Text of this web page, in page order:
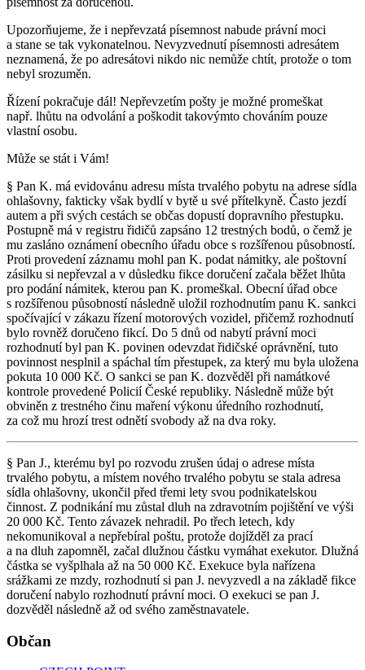
Upozorňujeme, že i nepřevzatá písemnost nabude právní moci
a stane se tak vykonatelnou. Nevyzvednutí písemnosti adresátem
neznamená, že po adresátovi nikdo nic nemůže chtít, protože o tom
nebyl srozuměn.
Řízení pokračuje dál! Nepřevzetím pošty je možné promeškat
např. lhůtu na odvolání a poškodit takovýmto chováním pouze
vlastní osobu.
Může se stát i Vám!
§ Pan K. má evidovánu adresu místa trvalého pobytu na adrese sídla
ohlašovny, fakticky však bydlí v bytě u své přítelkyně. Často jezdí
autem a při svých cestách se občas dopustí dopravního přestupku.
Postupně má v registru řidičů zapsáno 12 trestných bodů, o čemž je
mu zasláno oznámení obecního úřadu obce s rozšířenou působností.
Proti provedení záznamu mohl pan K. podat námitky, ale poštovní
zásilku si nepřevzal a v důsledku fikce doručení začala běžet lhůta
pro podání námitek, kterou pan K. promeškal. Obecní úřad obce
s rozšířenou působností následně uložil rozhodnutím panu K. sankci
spočívající v zákazu řízení motorových vozidel, přičemž rozhodnutí
bylo rovněž doručeno fikcí. Do 5 dnů od nabytí právní moci
rozhodnutí byl pan K. povinen odevzdat řidičské oprávnění, tuto
povinnost nesplnil a spáchal tím přestupek, za který mu byla uložena
pokuta 10 000 Kč. O sankci se pan K. dozvěděl při namátkové
kontrole provedené Policií České republiky. Následně může být
obviněn z trestného činu maření výkonu úředního rozhodnutí,
za což mu hrozí trest odnětí svobody až na dva roky.
§ Pan J., kterému byl po rozvodu zrušen údaj o adrese místa
trvalého pobytu, a místem nového trvalého pobytu se stala adresa
sídla ohlašovny, ukončil před třemi lety svou podnikatelskou
činnost. Z podnikání mu zůstal dluh na zdravotním pojištění ve výši
20 000 Kč. Tento závazek nehradil. Po třech letech, kdy
nekomunikoval a nepřebíral poštu, protože dojížděl za prací
a na dluh zapomněl, začal dlužnou částku vymáhat exekutor. Dlužná
částka se vyšplhala až na 50 000 Kč. Exekuce byla nařízena
srážkami ze mzdy, rozhodnutí si pan J. nevyzvedl a na základě fikce
doručení nabylo rozhodnutí právní moci. O exekuci se pan J.
dozvěděl následně až od svého zaměstnavatele.
Občan